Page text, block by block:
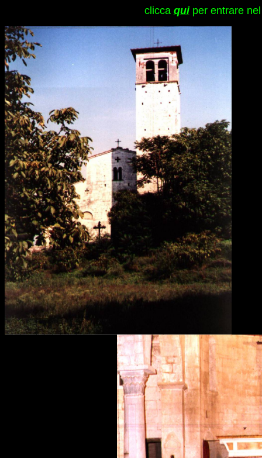
clicca quiper entrare nel